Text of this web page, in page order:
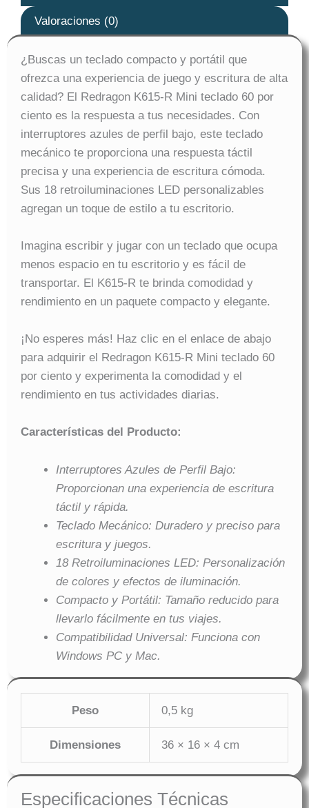
Valoraciones (0)
¿Buscas un teclado compacto y portátil que
ofrezca una experiencia de juego y escritura de alta
calidad? El Redragon K615-R Mini teclado 60 por
ciento es la respuesta a tus necesidades. Con
interruptores azules de perfil bajo, este teclado
mecánico te proporciona una respuesta táctil
precisa y una experiencia de escritura cómoda.
Sus 18 retroiluminaciones LED personalizables
agregan un toque de estilo a tu escritorio.
Imagina escribir y jugar con un teclado que ocupa
menos espacio en tu escritorio y es fácil de
transportar. El K615-R te brinda comodidad y
rendimiento en un paquete compacto y elegante.
¡No esperes más! Haz clic en el enlace de abajo
para adquirir el Redragon K615-R Mini teclado 60
por ciento y experimenta la comodidad y el
rendimiento en tus actividades diarias.
Características del Producto:
Interruptores Azules de Perfil Bajo:
Proporcionan una experiencia de escritura
táctil y rápida.
Teclado Mecánico: Duradero y preciso para
escritura y juegos.
18 Retroiluminaciones LED: Personalización
de colores y efectos de iluminación.
Compacto y Portátil: Tamaño reducido para
llevarlo fácilmente en tus viajes.
Compatibilidad Universal: Funciona con
Windows PC y Mac.
Peso 0,5 kg
Dimensiones 36 × 16 × 4 cm
Especificaciones Técnicas